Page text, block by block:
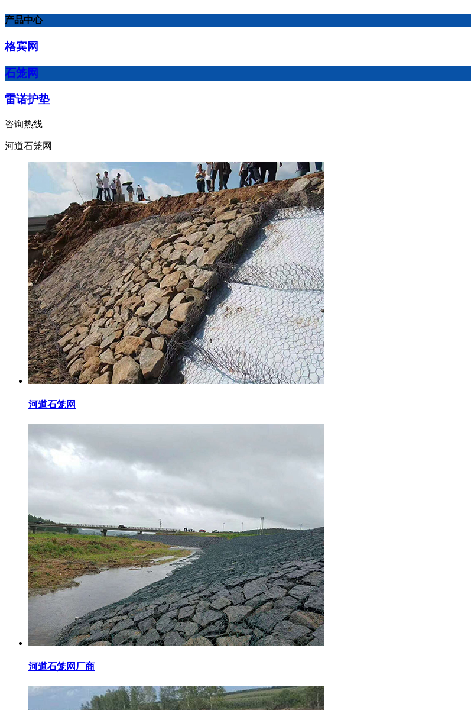
产品中心
格宾网
石笼网
雷诺护垫
咨询热线
河道石笼网
河道石笼网
河道石笼网厂商